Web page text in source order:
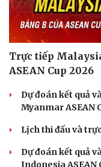
Cải chính
Trực tiếp
ASEAN Cup 2026
Dự đoán kết quả
Myanmar ASEAN
Lịch thi đấu và
Dự đoán kết quả
Indonesia ASEAN